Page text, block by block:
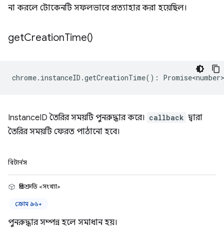
না করলে টোকেনটি সফলভাবে প্রত্যাহার করা হয়েছিল।
getCreationTime()
chrome. instanceID .getCreationTime() : Promise<number>
InstanceID তৈরির সময়টি পুনরুদ্ধার করে। callback দ্বারা
তৈরির সময়টি ফেরত পাঠানো হবে।
রিটার্নস
প্রতিশ্রুতি <সংখ্যা>
ক্রোম ৯৬+
পুনরুদ্ধার সম্পন্ন হলে সমাধান হয়।